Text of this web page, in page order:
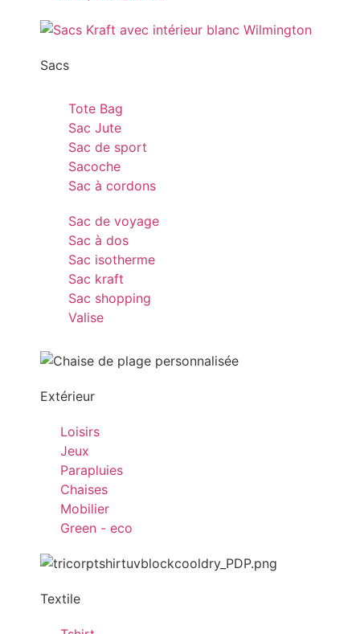
Sacs
Tote Bag
Sac Jute
Sac de sport
Sacoche
Sac à cordons
Sac de voyage
Sac à dos
Sac isotherme
Sac kraft
Sac shopping
Valise
Extérieur
Loisirs
Jeux
Parapluies
Chaises
Mobilier
Green - eco
Textile